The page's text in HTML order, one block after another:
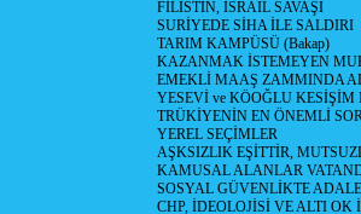
FİLİSTİN, İSRAİL SAVAŞI
SURİYEDE SİHA İLE SALDIRI
TARIM KAMPÜSÜ (Bakap)
KAZANMAK İSTEMEYEN
EMEKLİ MAAŞ ZAMMINDA
YESEVİ ve KÖOĞLU
TRÜKİYENİN EN ÖNEMLİ
YEREL SEÇİMLER
AŞKSIZLIK EŞİTTİR,
KAMUSAL ALANLAR
SOSYAL GÜVENLİKTE
CHP, İDEOLOJİSİ VE ALTI OK